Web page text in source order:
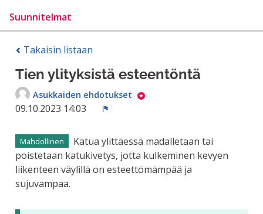
Suunnitelmat
Takaisin listaan
Tien ylityksistä esteentöntä
Asukkaiden ehdotukset
09.10.2023 14:03
Mahdollinen
Katua ylittäessä madalletaan tai
poistetaan katukivetys, jotta kulkeminen kevyen
liikenteen väylillä on esteettömämpää ja
sujuvampaa.